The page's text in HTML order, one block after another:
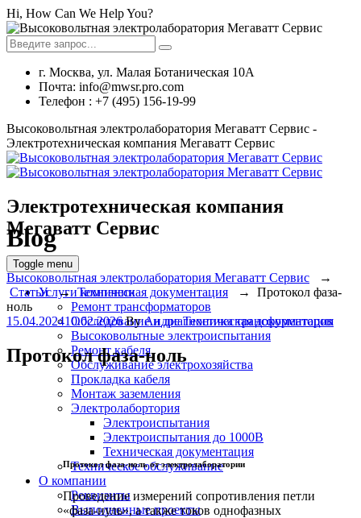
Hi, How Can We Help You?
г. Москва, ул. Малая Ботаническая 10А
Почта: info@mwsr.pro.com
Телефон : +7 (495) 156-19-99
Высоковольтная электролаборатория Мегаватт Сервис -
Электротехническая компания Мегаватт Сервис
Электротехническая компания
Мегаватт Сервис
Toggle menu
Услуги компании
Ремонт трансформаторов
Обследование и диагностика трансформаторов
Высоковольтные электроиспытания
Ремонт кабеля
Обслуживание электрохозяйства
Прокладка кабеля
Монтаж заземления
Электролабортория
Электроиспытания
Электроиспытания до 1000В
Техническая документация
Техническое обслуживание
О компании
Реквизиты
Выполненные проекты
Blog
Высоковольтная электролаборатория Мегаватт Сервис
→
Статьи→Техническая документация → Протокол фаза-
ноль
15.04.202410.02.2026 ByАндре Техническая документация
Протокол фаза-ноль
Протокол фаза-ноль от электролаборатории
Проведение измерений сопротивления петли
«фаза-нуль», а также токов однофазных